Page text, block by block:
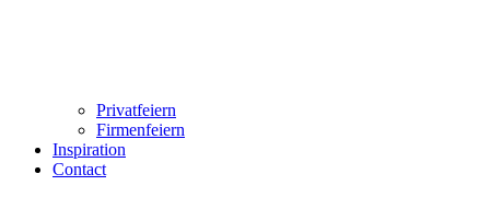
Privatfeiern
Firmenfeiern
Inspiration
Contact